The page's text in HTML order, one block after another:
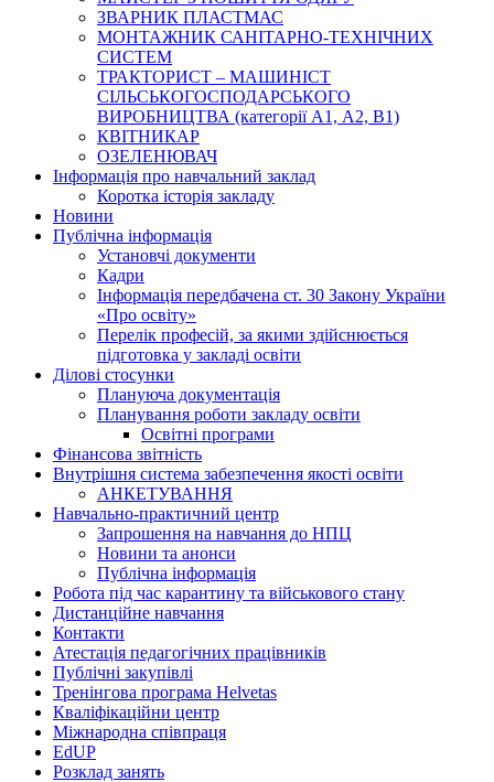
ЗВАРНИК ПЛАСТМАС
МОНТАЖНИК САНІТАРНО-ТЕХНІЧНИХ
СИСТЕМ
ТРАКТОРИСТ – МАШИНІСТ
СІЛЬСЬКОГОСПОДАРСЬКОГО
ВИРОБНИЦТВА (категорії А1, А2, В1)
КВІТНИКАР
ОЗЕЛЕНЮВАЧ
Інформація про навчальний заклад
Коротка історія закладу
Новини
Публічна інформація
Установчі документи
Кадри
Інформація передбачена ст. 30 Закону України
«Про освіту»
Перелік професій, за якими здійснюється
підготовка у закладі освіти
Ділові стосунки
Плануюча документація
Планування роботи закладу освіти
Освітні програми
Фінансова звітність
Внутрішня система забезпечення якості освіти
АНКЕТУВАННЯ
Навчально-практичний центр
Запрошення на навчання до НПЦ
Новини та анонси
Публічна інформація
Робота під час карантину та військового стану
Дистанційне навчання
Контакти
Атестація педагогічних працівників
Публічні закупівлі
Тренінгова програма Helvetas
Кваліфікаційни центр
Міжнародна співпраця
EdUР
Розклад занять